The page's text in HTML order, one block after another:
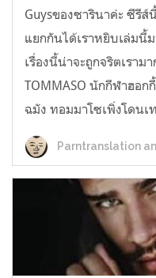
Guysของซารินาค่ะ ซีรี
แยกกันได้เราหยิบเล่มนี้
เรื่องนี้น่าจะถูกจริตเราม
TOMMASO นักกีฬาฮอ
ฉมัง ทอมมาโซเพิ่งโดนเ
Parntranslation